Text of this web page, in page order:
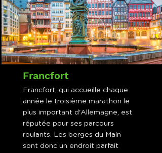
Francfort
Francfort, qui accueille chaque
année le troisième marathon le
plus important d'Allemagne, est
réputée pour ses parcours
roulants. Les berges du Main
sont donc un endroit parfait